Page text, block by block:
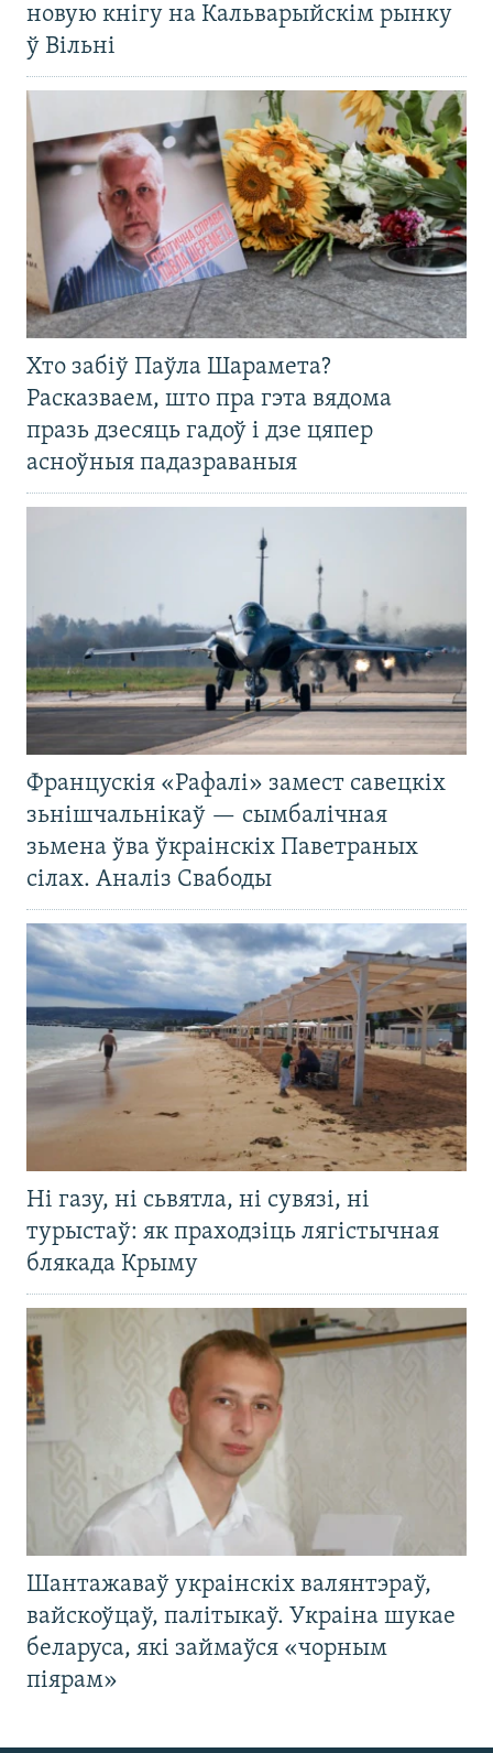
новую кнігу на Кальварыйскім рынку
ў Вільні
Хто забіў Паўла Шарамета?
Расказваем, што пра гэта вядома
празь дзесяць гадоў і дзе цяпер
асноўныя падазраваныя
Францускія «Рафалі» замест савецкіх
зьнішчальнікаў — сымбалічная
зьмена ўва ўкраінскіх Паветраных
сілах. Аналіз Свабоды
Ні газу, ні сьвятла, ні сувязі, ні
турыстаў: як праходзіць лягістычная
блякада Крыму
Шантажаваў украінскіх валянтэраў,
вайскоўцаў, палітыкаў. Украіна шукае
беларуса, які займаўся «чорным
піярам»